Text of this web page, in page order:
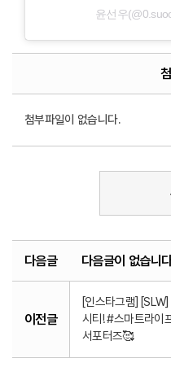
윤선우
첨부파일이 없습니다.
다음글 다음글이 없습니
이전글
[인스타그램]
시티! #스마트라
서포터즈🥰